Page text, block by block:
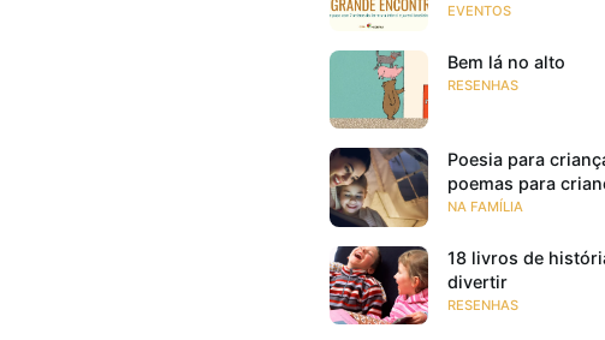
EVENTOS
Bem lá no alto
RESENHAS
Poesia para
poemas para
NA FAMÍLIA
18 livros de
divertir
RESENHAS